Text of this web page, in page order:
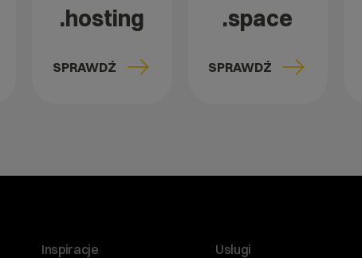
.hosting
SPRAWDŹ
.space
SPRAWDŹ
Inspiracje Usługi